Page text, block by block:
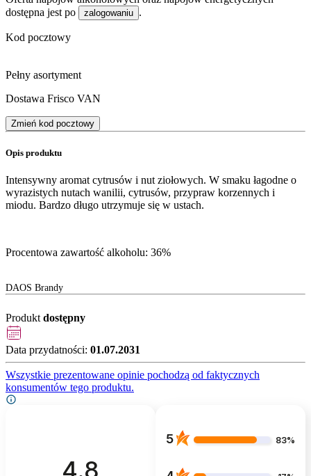
dostępna jest po
zalogowaniu .
Kod pocztowy
Pełny asortyment
Dostawa Frisco VAN
Zmień kod pocztowy
Opis produktu
Intensywny aromat cytrusów i nut ziołowych. W smaku łagodne o
wyrazistych nutach wanilii, cytrusów, przypraw korzennych i
miodu. Bardzo długo utrzymuje się w ustach.
Procentowa zawartość alkoholu: 36%
DAOS Brandy
Produkt dostępny
Data przydatności: 01.07.2031
Wszystkie prezentowane opinie pochodzą od faktycznych
konsumentów tego produktu.
4.8
5 83%